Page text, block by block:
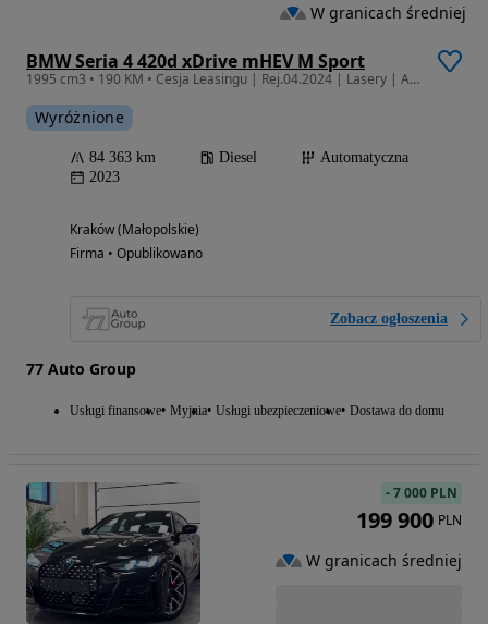
BMW Seria 4 420d xDrive mHEV M Sport
1995 cm3 • 190 KM • Cesja Leasingu | Rej.04.2024 | Lasery | ACC | EDC | 360 | Hak | Dostęp
Wyróżnione
84 363 km Diesel
Automatyczna
2023
Kraków (Małopolskie)
Firma • Opublikowano
Zobacz ogłoszenia
77 Auto Group
Usługi finansowe Myjnia Usługi ubezpieczeniowe Dostawa do domu
W granicach średniej
-7 000 PLN
199 900 PLN
W granicach średniej